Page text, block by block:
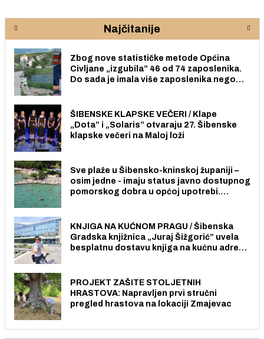
Najčitanije
Zbog nove statističke metode Općina
Civljane „izgubila” 46 od 74 zaposlenika.
Do sada je imala više zaposlenika nego
ŠIBENSKE KLAPSKE VEČERI / Klape
„Dota” i „Solaris” otvaraju 27. Šibenske
klapske večeri na Maloj loži
Sve plaže u Šibensko-kninskoj županiji –
osim jedne - imaju status javno dostupnog
pomorskog dobra u općoj upotrebi.
KNJIGA NA KUĆNOM PRAGU / Šibenska
Gradska knjižnica „Juraj Šižgorić” uvela
besplatnu dostavu knjiga na kućnu adresu
PROJEKT ZAŠITE STOLJETNIH
HRASTOVA: Napravljen prvi stručni
pregled hrastova na lokaciji Zmajevac